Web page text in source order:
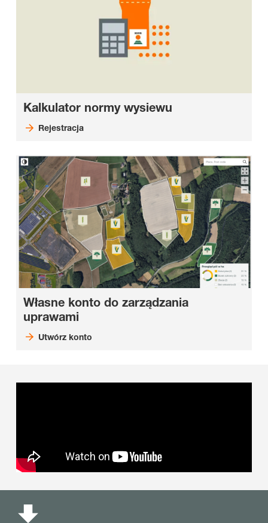
Kalkulator normy wysiewu
Rejestracja
Własne konto do zarządzania
uprawami
Utwórz konto